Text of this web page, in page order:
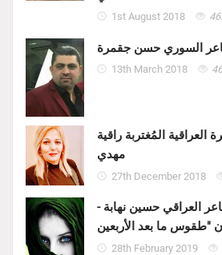
1st August 2018
السوري حسن جقمرة
13th March 2018
العراقية المُغتربة راقية
مهدي
27th December 2018
العراقي حسين نهابة -
28th February 2019